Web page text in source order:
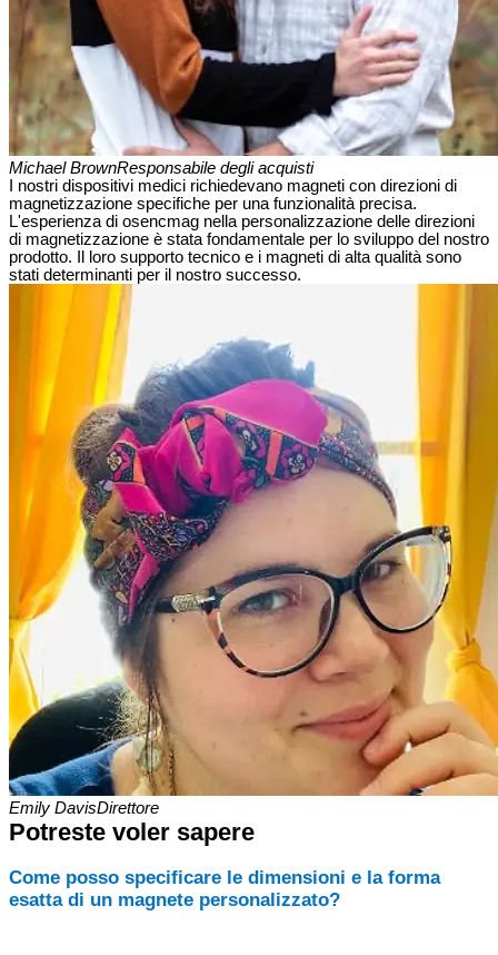
Michael BrownResponsabile degli acquisti
I nostri dispositivi medici richiedevano magneti con direzioni di
magnetizzazione specifiche per una funzionalità precisa.
L'esperienza di osencmag nella personalizzazione delle direzioni
di magnetizzazione è stata fondamentale per lo sviluppo del nostro
prodotto. Il loro supporto tecnico e i magneti di alta qualità sono
stati determinanti per il nostro successo.
Emily DavisDirettore
Potreste voler sapere
Come posso specificare le dimensioni e la forma
esatta di un magnete personalizzato?